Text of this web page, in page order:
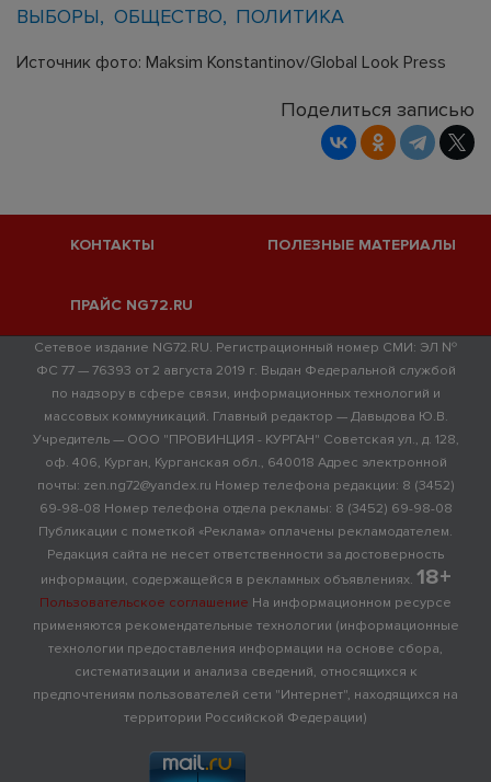
ВЫБОРЫ ОБЩЕСТВО ПОЛИТИКА
Источник фото: Maksim Konstantinov/Global Look Press
Поделиться записью
КОНТАКТЫ ПОЛЕЗНЫЕ МАТЕРИАЛЫ
ПРАЙС NG72.RU
Сетевое издание NG72.RU. Регистрационный номер СМИ: ЭЛ №
ФС 77 — 76393 от 2 августа 2019 г. Выдан Федеральной службой
по надзору в сфере связи, информационных технологий и
массовых коммуникаций. Главный редактор — Давыдова Ю.В.
Учредитель — ООО "ПРОВИНЦИЯ - КУРГАН" Советская ул., д. 128,
оф. 406, Курган, Курганская обл., 640018 Адрес электронной
почты: zen.ng72@yandex.ru Номер телефона редакции: 8 (3452)
69-98-08 Номер телефона отдела рекламы: 8 (3452) 69-98-08
Публикации с пометкой «Реклама» оплачены рекламодателем.
Редакция сайта не несет ответственности за достоверность
информации, содержащейся в рекламных объявлениях. 18+
Пользовательское соглашение На информационном ресурсе
применяются рекомендательные технологии (информационные
технологии предоставления информации на основе сбора,
систематизации и анализа сведений, относящихся к
предпочтениям пользователей сети "Интернет", находящихся на
территории Российской Федерации)